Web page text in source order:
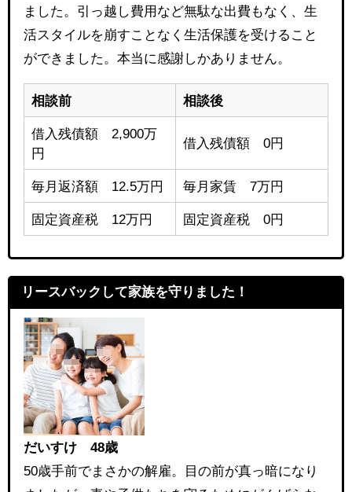
ました。引っ越し費用など無駄な出費もなく、生
活スタイルを崩すことなく生活保護を受けること
ができました。本当に感謝しかありません。
相談前 相談後
借入残債額 2,900万
円
借入残債額 0円
毎月返済額 12.5万円 毎月家賃 7万円
固定資産税 12万円 固定資産税 0円
リースバックして家族を守りました！
だいすけ 48歳
50歳手前でまさかの解雇。目の前が真っ暗になり